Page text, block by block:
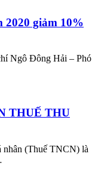
2020 giảm 10%
Ngô Đông Hải – Phó
THUẾ THU
nhân (Thuế TNCN) là